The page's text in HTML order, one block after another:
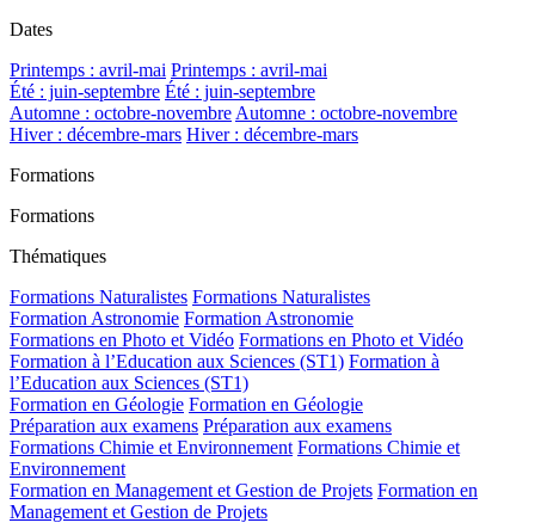
Dates
Printemps : avril-mai Printemps : avril-mai
Été : juin-septembre Été : juin-septembre
Automne : octobre-novembre Automne : octobre-novembre
Hiver : décembre-mars Hiver : décembre-mars
Formations
Formations
Thématiques
Formations Naturalistes Formations Naturalistes
Formation Astronomie Formation Astronomie
Formations en Photo et Vidéo Formations en Photo et Vidéo
Formation à l’Education aux Sciences (ST1) Formation à
l’Education aux Sciences (ST1)
Formation en Géologie Formation en Géologie
Préparation aux examens Préparation aux examens
Formations Chimie et Environnement Formations Chimie et
Environnement
Formation en Management et Gestion de Projets Formation en
Management et Gestion de Projets